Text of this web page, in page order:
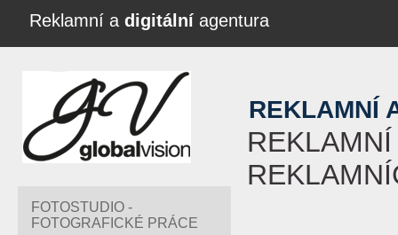
Reklamní a digitální agentura
FOTOSTUDIO -
FOTOGRAFICKÉ PRÁCE
REKLAMNÍ